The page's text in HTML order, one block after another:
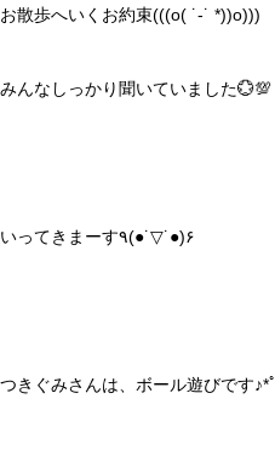
お散歩へいくお約束(((o( ˙-˙ *))o)))
みんなしっかり聞いていました💮💯
いってきまーす٩(●˙▽˙●)۶
つきぐみさんは、ボール遊びです♪*ﾟ